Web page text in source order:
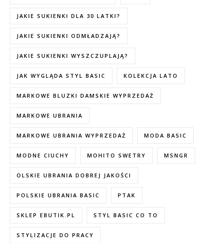
JAKIE SUKIENKI DLA 30 LATKI?
JAKIE SUKIENKI ODMŁADZAJĄ?
JAKIE SUKIENKI WYSZCZUPLAJĄ?
JAK WYGLĄDA STYL BASIC KOLEKCJA LATO
MARKOWE BLUZKI DAMSKIE WYPRZEDAŻ
MARKOWE UBRANIA
MARKOWE UBRANIA WYPRZEDAŻ MODA BASIC
MODNE CIUCHY MOHITO SWETRY MSNGR
OLSKIE UBRANIA DOBREJ JAKOŚCI
POLSKIE UBRANIA BASIC PTAK
SKLEP EBUTIK.PL STYL BASIC CO TO
STYLIZACJE DO PRACY